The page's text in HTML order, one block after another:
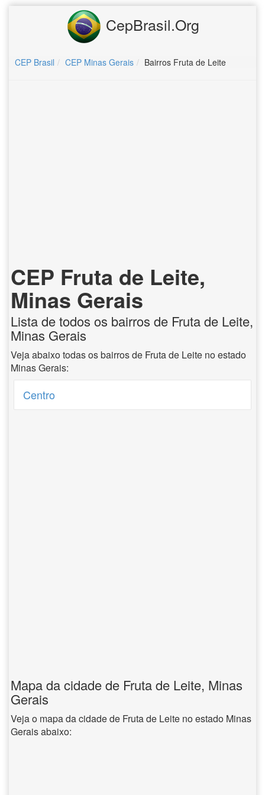
CepBrasil.Org
CEP Brasil CEP Minas Gerais Bairros Fruta de Leite
CEP Fruta de Leite,
Minas Gerais
Lista de todos os bairros de Fruta de Leite,
Minas Gerais
Veja abaixo todas os bairros de Fruta de Leite no estado
Minas Gerais:
Centro
Mapa da cidade de Fruta de Leite, Minas
Gerais
Veja o mapa da cidade de Fruta de Leite no estado Minas
Gerais abaixo: